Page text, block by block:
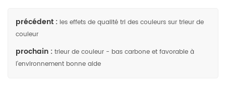
précédent : les effets de qualité tri des couleurs sur trieur de
couleur
prochain : trieur de couleur - bas carbone et favorable à
l'environnement bonne aide